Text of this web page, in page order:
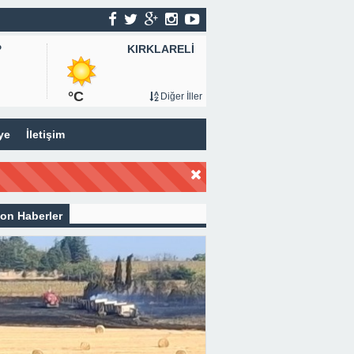
KIRKLARELİ
°C Diğer İller
İletişim
Haberler